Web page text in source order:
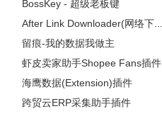
BossKey - 超级老板键
After Link Downloader(网络下...
留痕-我的数据我做主
虾皮卖家助手Shopee Fans插件
海鹰数据(Extension)插件
跨贸云ERP采集助手插件